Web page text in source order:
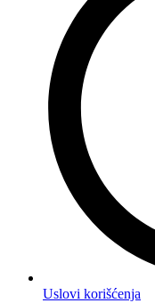
Uslovi korišćenja